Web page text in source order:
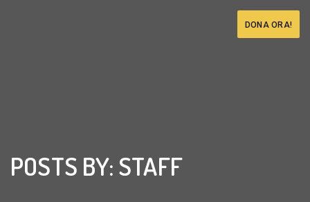
DONA ORA!
POSTS BY: STAFF